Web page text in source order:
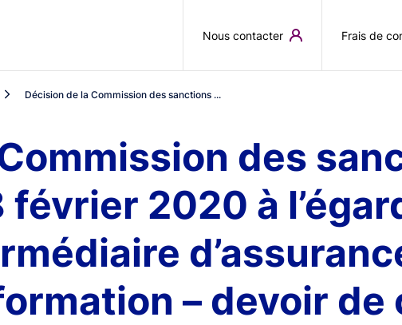
Nous contacter Frais de
Décision de la Commission des sanctions ...
des
2020 à
– devoir de